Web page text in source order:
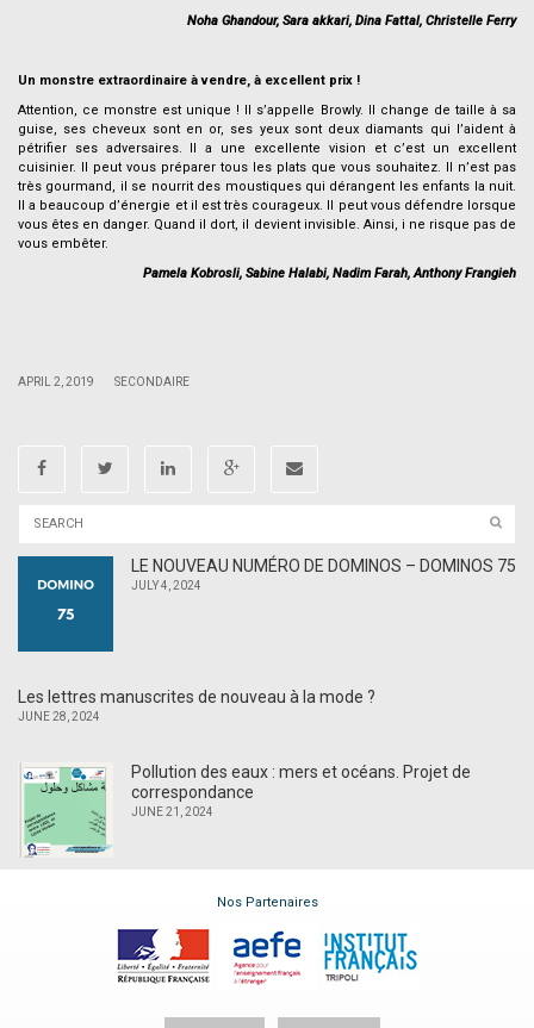
Noha Ghandour, Sara akkari, Dina Fattal, Christelle Ferry
Un monstre extraordinaire à vendre, à excellent prix !
Attention, ce monstre est unique ! Il s’appelle Browly. Il change de taille à sa
guise, ses cheveux sont en or, ses yeux sont deux diamants qui l’aident à
pétrifier ses adversaires. Il a une excellente vision et c’est un excellent
cuisinier. Il peut vous préparer tous les plats que vous souhaitez. Il n’est pas
très gourmand, il se nourrit des moustiques qui dérangent les enfants la nuit.
Il a beaucoup d’énergie et il est très courageux. Il peut vous défendre lorsque
vous êtes en danger. Quand il dort, il devient invisible. Ainsi, i ne risque pas de
vous embêter.
Pamela Kobrosli, Sabine Halabi, Nadim Farah, Anthony Frangieh
APRIL 2, 2019 SECONDAIRE
LE NOUVEAU NUMÉRO DE DOMINOS – DOMINOS 75
JULY 4, 2024
Les lettres manuscrites de nouveau à la mode ?
JUNE 28, 2024
Pollution des eaux : mers et océans. Projet de
correspondance
JUNE 21, 2024
Nos Partenaires